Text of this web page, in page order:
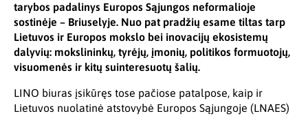
tarybos padalinys Europos Sąjungos neformalioje
sostinėje – Briuselyje. Nuo pat pradžių esame tiltas tarp
Lietuvos ir Europos mokslo bei inovacijų ekosistemų
dalyvių: mokslininkų, tyrėjų, įmonių, politikos formuotojų,
visuomenės ir kitų suinteresuotų šalių.
LINO biuras įsikūręs tose pačiose patalpose, kaip ir
Lietuvos nuolatinė atstovybė Europos Sąjungoje (LNAES)